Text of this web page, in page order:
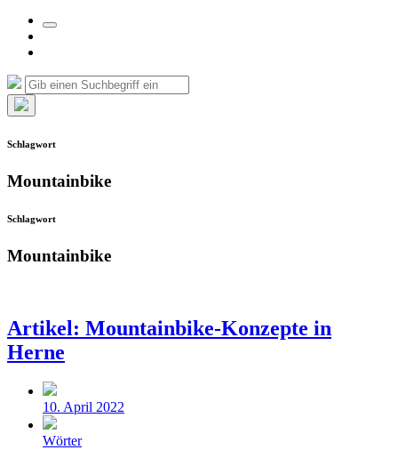
Suchfeld
Suche
nach:
Suchen
Such-
verbergen
Schlagwort
Mountainbike
Schlagwort
Mountainbike
Artikel: Mountainbike-Konzepte in
Herne
Beitragsdatum
10. April 2022
Veröffentlicht
Wörter